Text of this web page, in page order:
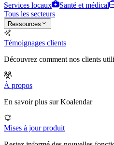
Services locaux
Santé et médical
Tous les secteurs
Ressources
Témoignages clients
Découvrez comment nos clients
À propos
En savoir plus sur Koalendar
Mises à jour produit